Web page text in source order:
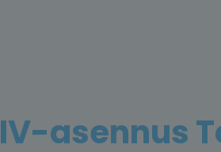
IV-asennus